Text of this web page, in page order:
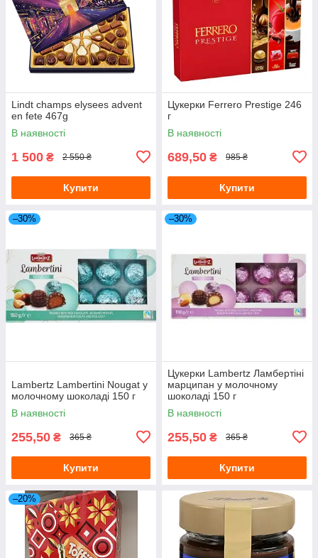
Lindt champs elysees advent
en fete 467g
В наявності
1 500 ₴ 2 550 ₴
Купити
Цукерки Ferrero Prestige 246
г
В наявності
689,50 ₴ 985 ₴
Купити
–30%
Lambertz Lambertini Nougat у
молочному шоколаді 150 г
В наявності
255,50 ₴ 365 ₴
Купити
–30%
Цукерки Lambertz Ламбертіні
марципан у молочному
шоколаді 150 г
В наявності
255,50 ₴ 365 ₴
Купити
–20%